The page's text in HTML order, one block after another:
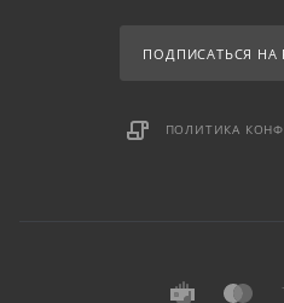
ПОДПИСАТЬСЯ НА
ПОЛИТИКА